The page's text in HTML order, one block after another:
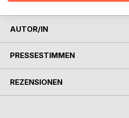
AUTOR/IN
PRESSESTIMMEN
REZENSIONEN